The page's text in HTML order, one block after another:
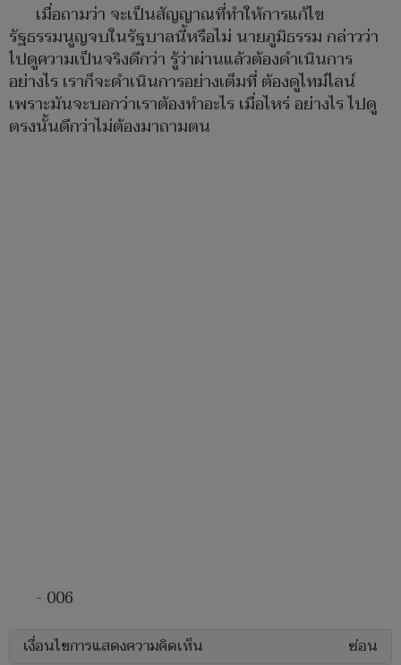
เมื่อถามว่า จะเป็นสัญญาณที่ทำให้การแก้ไข
รัฐธรรมนูญจบในรัฐบาลนี้หรือไม่ นายภูมิธรรม กล่าวว่า
ไปดูความเป็นจริงดีกว่า รู้ว่าผ่านแล้วต้องดำเนินการ
อย่างไร เราก็จะดำเนินการอย่างเต็มที่ ต้องดูไทม์ไลน์
เพราะมันจะบอกว่าเราต้องทำอะไร เมื่อไหร่ อย่างไร ไปดู
ตรงนั้นดีกว่าไม่ต้องมาถามตน
- 006
เงื่อนไขการแสดงความคิดเห็น ซ่อน